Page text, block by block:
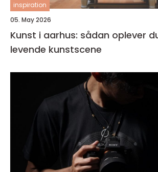
inspiration
05. May 2026
Kunst i aarhus: sådan oplever
levende kunstscene